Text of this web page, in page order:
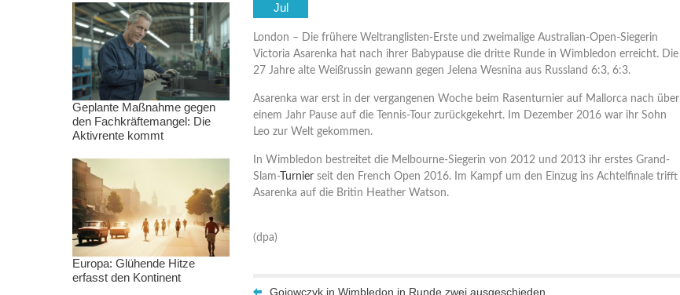
Jul
London – Die frühere Weltranglisten-Erste und zweimalige Australian-Open-Siegerin
Victoria Asarenka hat nach ihrer Babypause die dritte Runde in Wimbledon erreicht. Die
27 Jahre alte Weißrussin gewann gegen Jelena Wesnina aus Russland 6:3, 6:3.
Asarenka war erst in der vergangenen Woche beim Rasenturnier auf Mallorca nach über
einem Jahr Pause auf die Tennis-Tour zurückgekehrt. Im Dezember 2016 war ihr Sohn
Leo zur Welt gekommen.
In Wimbledon bestreitet die Melbourne-Siegerin von 2012 und 2013 ihr erstes Grand-
Slam-Turnier seit den French Open 2016. Im Kampf um den Einzug ins Achtelfinale trifft
Asarenka auf die Britin Heather Watson.
(dpa)
Gojowczyk in Wimbledon in Runde zwei ausgeschieden
Geplante Maßnahme gegen
den Fachkräftemangel: Die
Aktivrente kommt
Europa: Glühende Hitze
erfasst den Kontinent